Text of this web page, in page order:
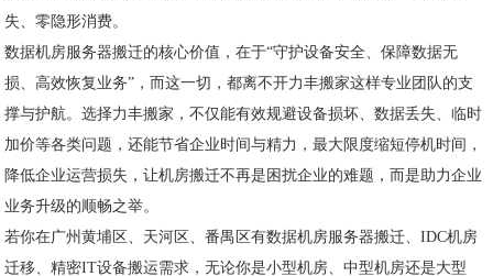
失、零隐形消费。
数据机房服务器搬迁的核心价值，在于“守护设备安全、保障数据无
损、高效恢复业务”，而这一切，都离不开力丰搬家这样专业团队的支
撑与护航。选择力丰搬家，不仅能有效规避设备损坏、数据丢失、临时
加价等各类问题，还能节省企业时间与精力，最大限度缩短停机时间，
降低企业运营损失，让机房搬迁不再是困扰企业的难题，而是助力企业
业务升级的顺畅之举。
若你在广州黄埔区、天河区、番禺区有数据机房服务器搬迁、IDC机房
迁移、精密IT设备搬运需求，无论你是小型机房、中型机房还是大型